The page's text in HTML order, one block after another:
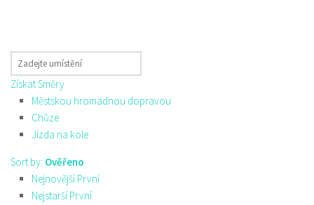
Získat Směry
Městskou hromadnou dopravou
Chůze
Jízda na kole
Sort by: Ověřeno
Nejnovější První
Nejstarší První